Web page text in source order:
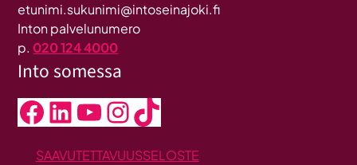
etunimi.sukunimi@intoseinajoki.fi
Inton palvelunumero
p. 020 124 4000
Into somessa
Facebook LinkedIn YouTube InstagramTikTok
SAAVUTETTAVUUSSELOSTE